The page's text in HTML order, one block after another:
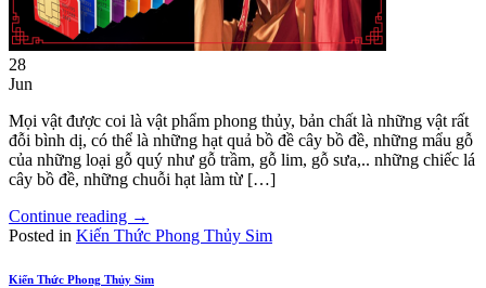
28
Jun
Mọi vật được coi là vật phẩm phong thủy, bản chất là những vật rất
đỗi bình dị, có thể là những hạt quả bồ đề cây bồ đề, những mẩu gỗ
của những loại gỗ quý như gỗ trầm, gỗ lim, gỗ sưa,.. những chiếc lá
cây bồ đề, những chuỗi hạt làm từ […]
Continue reading →
Posted in Kiến Thức Phong Thủy Sim
Kiến Thức Phong Thủy Sim